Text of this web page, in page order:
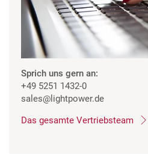
Sprich uns gern an:
+49 5251 1432-0
sales@lightpower.de
Das gesamte Vertriebsteam